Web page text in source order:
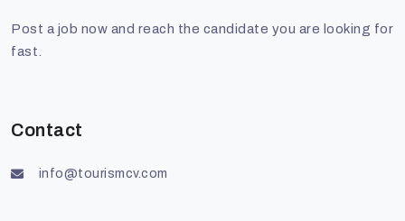
Post a job now and reach the candidate you are looking for
fast.
Contact
info@tourismcv.com